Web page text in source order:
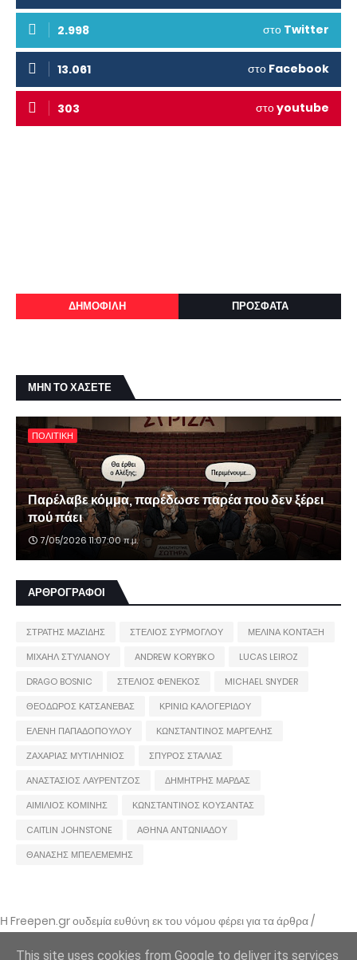
2.998 στο Twitter
13.061 στο Facebook
303 στοyoutube
ΔΗΜΟΦΙΛΗ ΠΡΟΣΦΑΤΑ
ΜΗΝ ΤΟ ΧΑΣΕΤΕ
ΠΟΛΙΤΙΚΗ
Παρέλαβε κόμμα, παρέδωσε παρέα που δεν ξέρει
πού πάει
7/05/2026 11:07:00 π.μ.
ΑΡΘΡΟΓΡΑΦΟΙ
ΣΤΡΑΤΗΣ ΜΑΖΙΔΗΣ ΣΤΕΛΙΟΣ ΣΥΡΜΟΓΛΟΥ
ΜΕΛΙΝΑ ΚΟΝΤΑΞΗ
ΜΙΧΑΗΛ ΣΤΥΛΙΑΝΟΥ
ANDREW KORYBKO
LUCAS LEIROZ
DRAGO BOSNIC
ΣΤΕΛΙΟΣ ΦΕΝΕΚΟΣ
MICHAEL SNYDER
ΘΕΟΔΩΡΟΣ ΚΑΤΣΑΝΕΒΑΣ
ΚΡΙΝΙΩ ΚΑΛΟΓΕΡΙΔΟΥ
ΕΛΕΝΗ ΠΑΠΑΔΟΠΟΥΛΟΥ
ΚΩΝΣΤΑΝΤΙΝΟΣ ΜΑΡΓΕΛΗΣ
ΖΑΧΑΡΙΑΣ ΜΥΤΙΛΗΝΙΟΣ
ΣΠΥΡΟΣ ΣΤΑΛΙΑΣ
ΑΝΑΣΤΑΣΙΟΣ ΛΑΥΡΕΝΤΖΟΣ
ΔΗΜΗΤΡΗΣ ΜΑΡΔΑΣ
ΑΙΜΙΛΙΟΣ ΚΟΜΙΝΗΣ
ΚΩΝΣΤΑΝΤΙΝΟΣ ΚΟΥΣΑΝΤΑΣ
CAITLIN JOHNSTONE
ΑΘΗΝΑ ΑΝΤΩΝΙΑΔΟΥ
ΘΑΝΑΣΗΣ ΜΠΕΛΕΜΕΜΗΣ
Η Freepen.gr ουδεμία ευθύνη εκ του νόμου φέρει για τα άρθρα /
αναρτήσεις που δημοσιεύονται και απηχούν τις απόψεις των συντακτών
τους και δε σημαίνει πως τα υιοθετεί. Σε περίπτωση που θεωρείτε πως
This site uses cookies from Google to deliver its services